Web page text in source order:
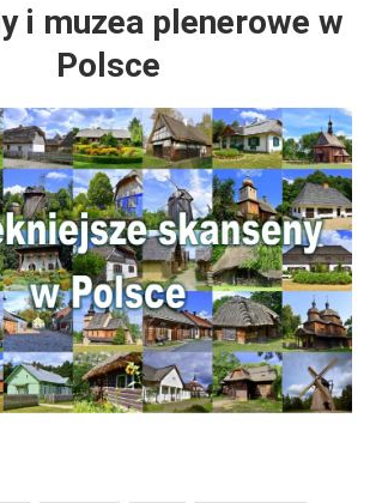
i muzea plenerowe w
Polsce